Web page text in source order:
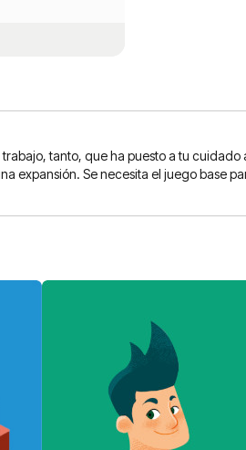
tanto, que ha puesto a tu
expansión. Se necesita el juego base